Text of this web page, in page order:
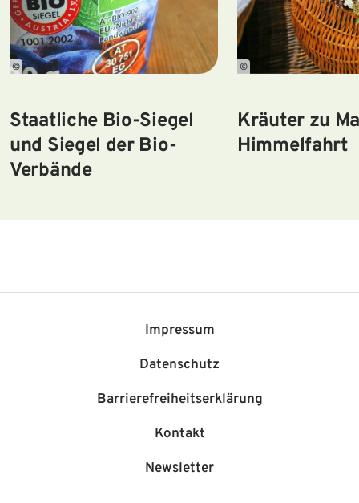
©
Staatliche Bio-Siegel
und Siegel der Bio-
Verbände
©
Kräuter zu
Himmelfahrt
Impressum
Datenschutz
Barriere­freiheits­erklärung
Kontakt
Newsletter